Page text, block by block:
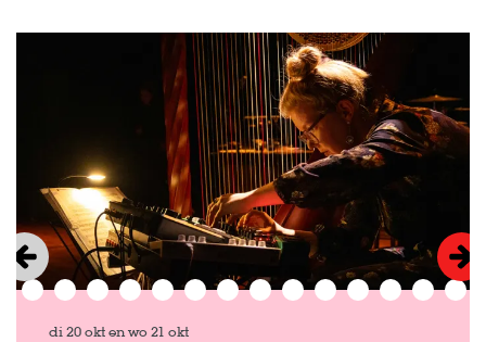
di 20 oktenwo 21 okt